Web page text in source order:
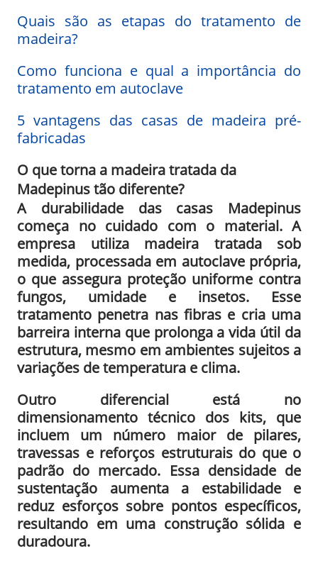
Quais são as etapas do tratamento de
madeira?
Como funciona e qual a importância do
tratamento em autoclave
5 vantagens das casas de madeira pré-
fabricadas
O que torna a madeira tratada da
Madepinus tão diferente?
A durabilidade das casas Madepinus
começa no cuidado com o material. A
empresa utiliza madeira tratada sob
medida, processada em autoclave própria,
o que assegura proteção uniforme contra
fungos, umidade e insetos. Esse
tratamento penetra nas fibras e cria uma
barreira interna que prolonga a vida útil da
estrutura, mesmo em ambientes sujeitos a
variações de temperatura e clima.
Outro diferencial está no
dimensionamento técnico dos kits, que
incluem um número maior de pilares,
travessas e reforços estruturais do que o
padrão do mercado. Essa densidade de
sustentação aumenta a estabilidade e
reduz esforços sobre pontos específicos,
resultando em uma construção sólida e
duradoura.